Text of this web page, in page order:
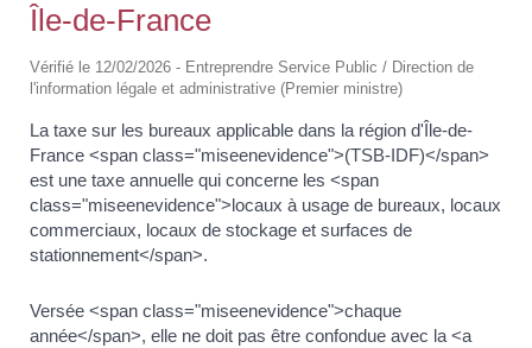
Île-de-France
Vérifié le 12/02/2026 - Entreprendre Service Public / Direction de
l'information légale et administrative (Premier ministre)
La taxe sur les bureaux applicable dans la région d'Île-de-
France <span class="miseenevidence">(TSB-IDF)</span>
est une taxe annuelle qui concerne les <span
class="miseenevidence">locaux à usage de bureaux, locaux
commerciaux, locaux de stockage et surfaces de
stationnement</span>.
Versée <span class="miseenevidence">chaque
année</span>, elle ne doit pas être confondue avec la <a